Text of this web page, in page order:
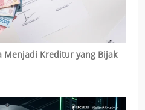
Menjadi Kreditur yang Bijak